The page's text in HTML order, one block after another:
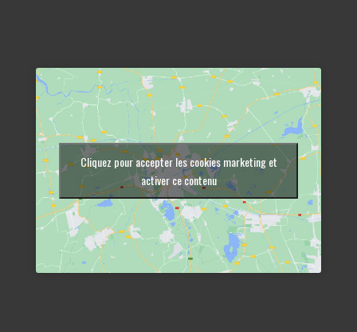
Cliquez pour accepter les cookies marketing et
activer ce contenu